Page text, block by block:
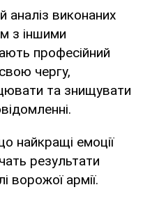
аналіз виконаних
з іншими
професійний
чергу,
та знищувати
найкращі емоції
результати
ворожої армії.